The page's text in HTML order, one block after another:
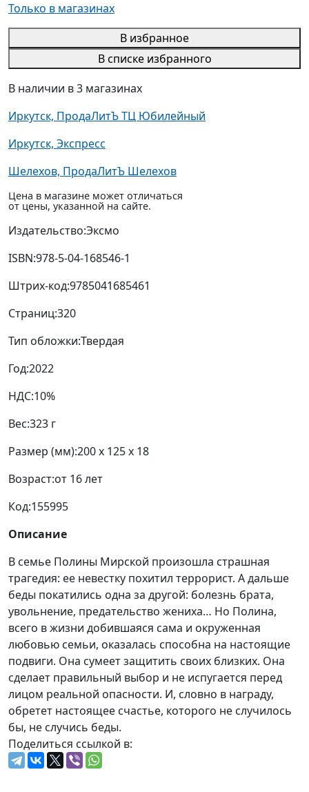
Только в магазинах
В избранное
В списке избранного
В наличии в 3 магазинах
Иркутск, ПродаЛитЪ ТЦ Юбилейный
Иркутск, Экспресс
Шелехов, ПродаЛитЪ Шелехов
Цена в магазине может отличаться
от цены, указанной на сайте.
Издательство:Эксмо
ISBN:978-5-04-168546-1
Штрих-код:9785041685461
Страниц:320
Тип обложки:Твердая
Год:2022
НДС:10%
Вес:323 г
Размер (мм):200 x 125 x 18
Возраст:от 16 лет
Код:155995
Описание
В семье Полины Мирской произошла страшная
трагедия: ее невестку похитил террорист. А дальше
беды покатились одна за другой: болезнь брата,
увольнение, предательство жениха… Но Полина,
всего в жизни добившаяся сама и окруженная
любовью семьи, оказалась способна на настоящие
подвиги. Она сумеет защитить своих близких. Она
сделает правильный выбор и не испугается перед
лицом реальной опасности. И, словно в награду,
обретет настоящее счастье, которого не случилось
бы, не случись беды.
Поделиться ссылкой в: